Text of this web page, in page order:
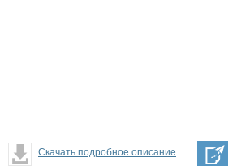
Скачать подробное описание